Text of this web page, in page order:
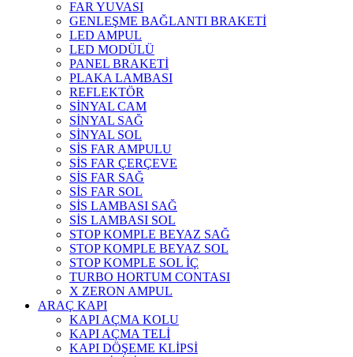
FAR YUVASI
GENLEŞME BAĞLANTI BRAKETİ
LED AMPUL
LED MODÜLÜ
PANEL BRAKETİ
PLAKA LAMBASI
REFLEKTÖR
SİNYAL CAM
SİNYAL SAĞ
SİNYAL SOL
SİS FAR AMPULU
SİS FAR ÇERÇEVE
SİS FAR SAĞ
SİS FAR SOL
SİS LAMBASI SAĞ
SİS LAMBASI SOL
STOP KOMPLE BEYAZ SAĞ
STOP KOMPLE BEYAZ SOL
STOP KOMPLE SOL İÇ
TURBO HORTUM CONTASI
X ZERON AMPUL
ARAÇ KAPI
KAPI AÇMA KOLU
KAPI AÇMA TELİ
KAPI DÖŞEME KLİPSİ